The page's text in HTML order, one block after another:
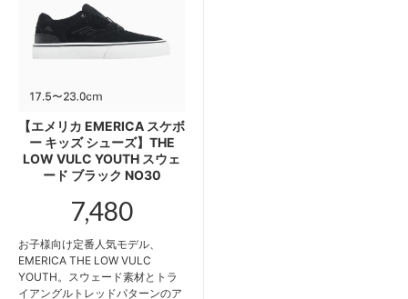
【エメリカ EMERICA スケボ
ー キッズ シューズ】THE
LOW VULC YOUTH スウェ
ード ブラック NO30
7,480
お子様向け定番人気モデル、
EMERICA THE LOW VULC
YOUTH。スウェード素材とトラ
イアングルトレッドパターンのア